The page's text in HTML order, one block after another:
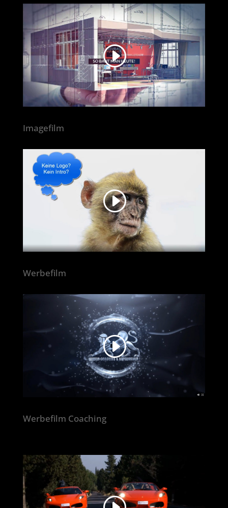
Imagefilm
Werbefilm
Werbefilm Coaching